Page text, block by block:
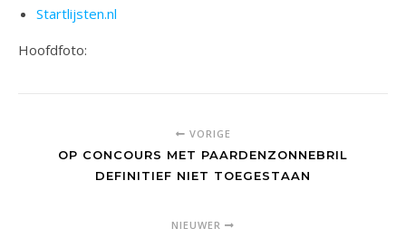
Startlijsten.nl
Hoofdfoto:
VORIGE
OP CONCOURS MET PAARDENZONNEBRIL
DEFINITIEF NIET TOEGESTAAN
NIEUWER